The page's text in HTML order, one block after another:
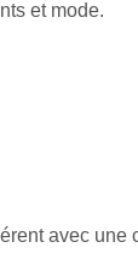
et mode.
avec